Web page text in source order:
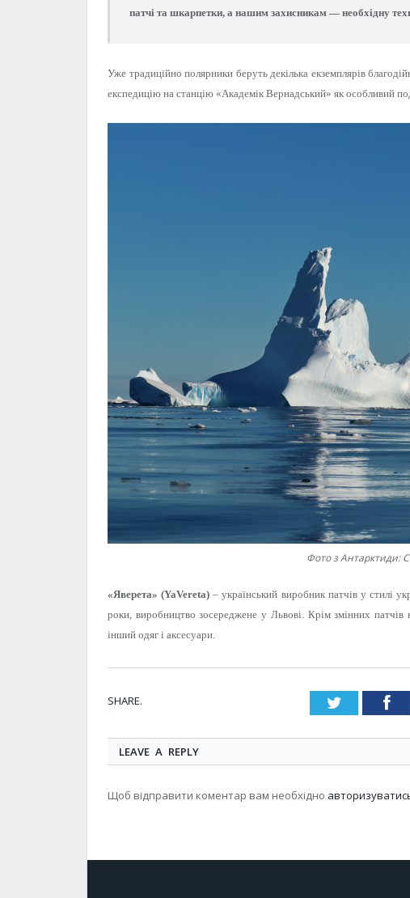
патчі та шкарпетки, а нашим захисникам — необхідну
Уже традиційно полярники беруть декілька екземплярів
експедицію на станцію «Академік Вернадський» як особливий
Фото з Антарктиди:
«Яверета» (YaVereta) – український виробник патчів у стилі
роки, виробництво зосереджене у Львові. Крім змінних
інший одяг і аксесуари.
SHARE. Twitter
LEAVE A REPLY
Щоб відправити коментар вам необхідно